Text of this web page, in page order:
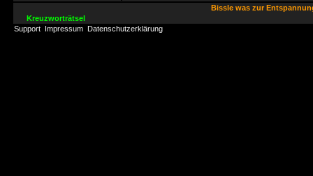
Bissle was zur
Kreuzworträtsel
Support Impressum Datenschutzerklärung